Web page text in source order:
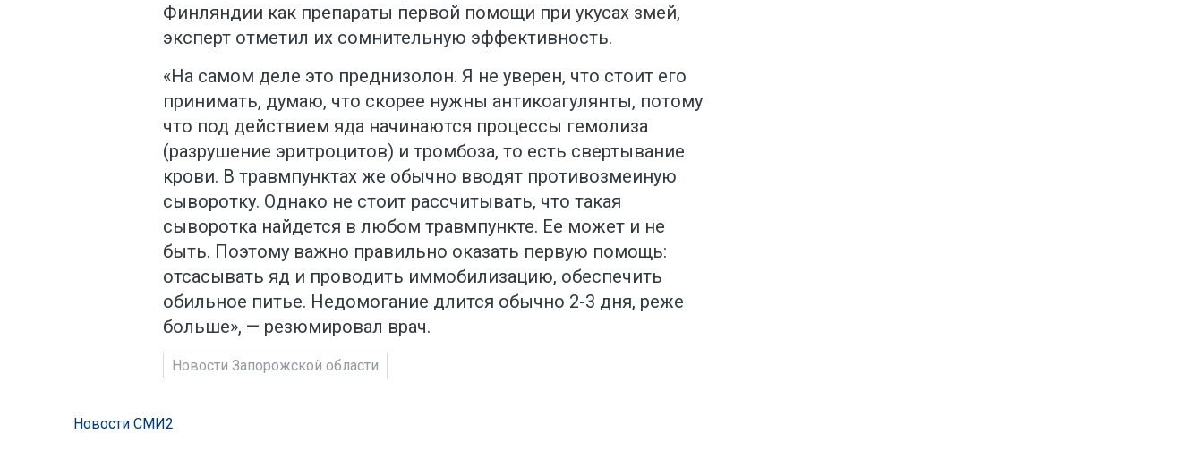
Финляндии как препараты первой помощи при укусах змей,
эксперт отметил их сомнительную эффективность.
«На самом деле это преднизолон. Я не уверен, что стоит его
принимать, думаю, что скорее нужны антикоагулянты, потому
что под действием яда начинаются процессы гемолиза
(разрушение эритроцитов) и тромбоза, то есть свертывание
крови. В травмпунктах же обычно вводят противозмеиную
сыворотку. Однако не стоит рассчитывать, что такая
сыворотка найдется в любом травмпункте. Ее может и не
быть. Поэтому важно правильно оказать первую помощь:
отсасывать яд и проводить иммобилизацию, обеспечить
обильное питье. Недомогание длится обычно 2-3 дня, реже
больше», — резюмировал врач.
Новости Запорожской области
Новости СМИ2